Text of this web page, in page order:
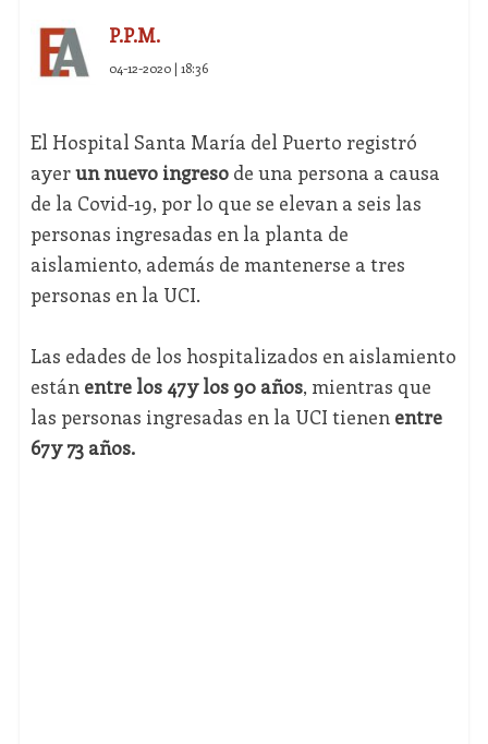
P.P.M.
04-12-2020 | 18:36
El Hospital Santa María del Puerto registró
ayerun nuevo ingresode una persona a causa
de la Covid-19, por lo que se elevan a seis las
personas ingresadas en la planta de
aislamiento, además de mantenerse a tres
personas en la UCI.
Las edades de los hospitalizados en aislamiento
están entre los 47 y los 90 años, mientras que
las personas ingresadas en la UCI tienen entre
67 y 73 años.